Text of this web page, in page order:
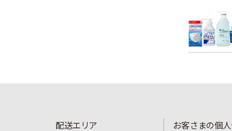
配送エリア
お客さまの個